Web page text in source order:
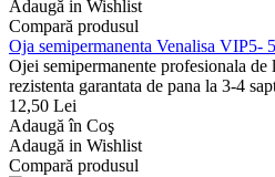
Adaugă in Wishlist
Compară produsul
Oja semipermanenta Venalisa VIP5-
Ojei semipermanente profesionala
rezistenta garantata de pana la 3-4
12,50 Lei
Adaugă în Coş
Adaugă in Wishlist
Compară produsul